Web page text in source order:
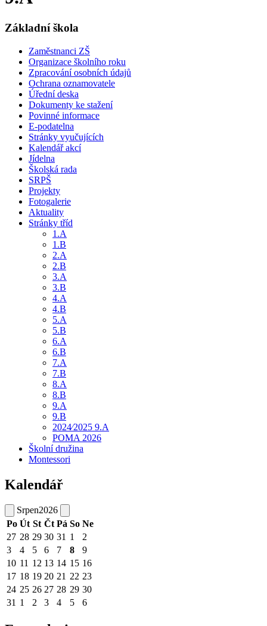
Základní škola
Zaměstnanci ZŠ
Organizace školního roku
Zpracování osobních údajů
Ochrana oznamovatele
Úřední deska
Dokumenty ke stažení
Povinné informace
E-podatelna
Stránky vyučujících
Kalendář akcí
Jídelna
Školská rada
SRPŠ
Projekty
Fotogalerie
Aktuality
Stránky tříd
1.A
1.B
2.A
2.B
3.A
3.B
4.A
4.B
5.A
5.B
6.A
6.B
7.A
7.B
8.A
8.B
9.A
9.B
2024⁄2025 9.A
POMA 2026
Školní družina
Montessori
Kalendář
Srpen2026
Po Út St Čt Pá So Ne
27 28 29 30 31 1
2
3
4 5 6 7 8
9
10 11 12 13 14 15 16
17 18 19 20 21 22 23
24 25 26 27 28 29 30
31 1 2 3 4 5 6